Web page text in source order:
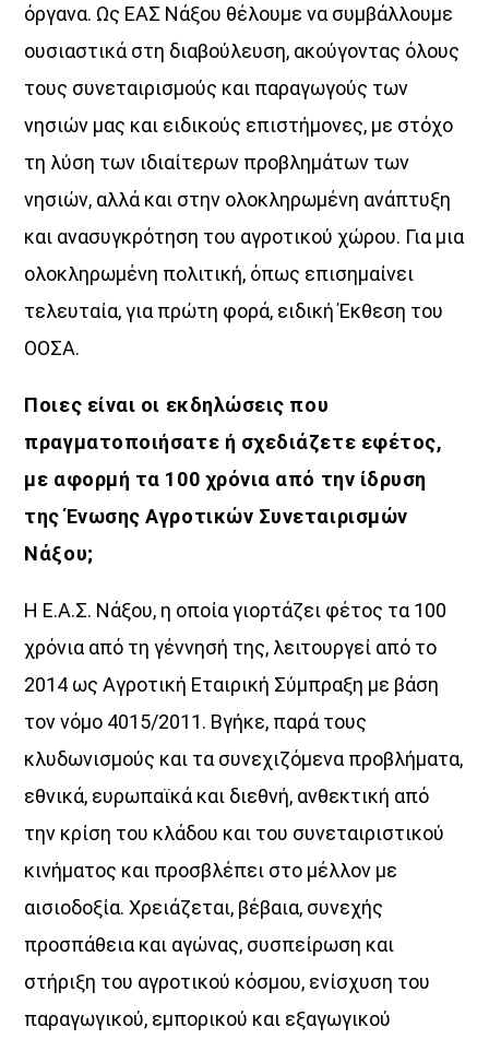
όργανα. Ως ΕΑΣ Νάξου θέλουμε να συμβάλλουμε
ουσιαστικά στη διαβούλευση, ακούγοντας όλους
τους συνεταιρισμούς και παραγωγούς των
νησιών μας και ειδικούς επιστήμονες, με στόχο
τη λύση των ιδιαίτερων προβλημάτων των
νησιών, αλλά και στην ολοκληρωμένη ανάπτυξη
και ανασυγκρότηση του αγροτικού χώρου. Για μια
ολοκληρωμένη πολιτική, όπως επισημαίνει
τελευταία, για πρώτη φορά, ειδική Έκθεση του
ΟΟΣΑ.
Ποιες είναι οι εκδηλώσεις που
πραγματοποιήσατε ή σχεδιάζετε εφέτος,
με αφορμή τα 100 χρόνια από την ίδρυση
της Ένωσης Αγροτικών Συνεταιρισμών
Νάξου;
Η Ε.Α.Σ. Νάξου, η οποία γιορτάζει φέτος τα 100
χρόνια από τη γέννησή της, λειτουργεί από το
2014 ως Αγροτική Εταιρική Σύμπραξη με βάση
τον νόμο 4015/2011. Βγήκε, παρά τους
κλυδωνισμούς και τα συνεχιζόμενα προβλήματα,
εθνικά, ευρωπαϊκά και διεθνή, ανθεκτική από
την κρίση του κλάδου και του συνεταιριστικού
κινήματος και προσβλέπει στο μέλλον με
αισιοδοξία. Χρειάζεται, βέβαια, συνεχής
προσπάθεια και αγώνας, συσπείρωση και
στήριξη του αγροτικού κόσμου, ενίσχυση του
παραγωγικού, εμπορικού και εξαγωγικού